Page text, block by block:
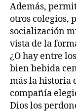
Además,
otros colegios,
socialización
vista de la
¿O hay entre
bien bebida
más la historia
compañía
Dios los